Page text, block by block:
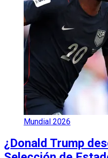
Mundial 2026
¿Donald Trump